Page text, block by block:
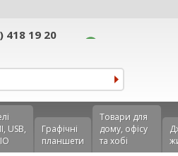
418 19 20
USB,
Графічні
планшети
Товари для
дому, офісу
та хобі